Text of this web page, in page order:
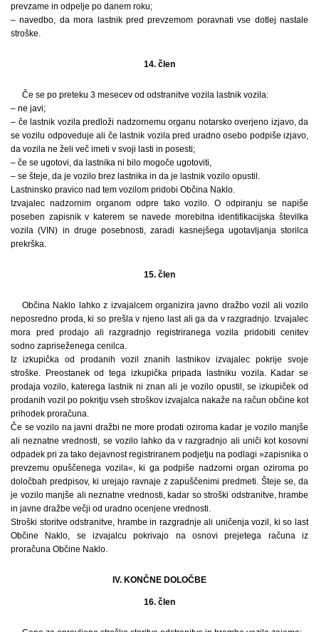
prevzame in odpelje po danem roku;
– navedbo, da mora lastnik pred prevzemom poravnati vse dotlej nastale
stroške.
14. člen
Če se po preteku 3 mesecev od odstranitve vozila lastnik vozila:
– ne javi;
– če lastnik vozila predloži nadzornemu organu notarsko overjeno izjavo, da
se vozilu odpoveduje ali če lastnik vozila pred uradno osebo podpiše izjavo,
da vozila ne želi več imeti v svoji lasti in posesti;
– če se ugotovi, da lastnika ni bilo mogoče ugotoviti,
– se šteje, da je vozilo brez lastnika in da je lastnik vozilo opustil.
Lastninsko pravico nad tem vozilom pridobi Občina Naklo.
Izvajalec nadzornim organom odpre tako vozilo. O odpiranju se napiše
poseben zapisnik v katerem se navede morebitna identifikacijska številka
vozila (VIN) in druge posebnosti, zaradi kasnejšega ugotavljanja storilca
prekrška.
15. člen
Občina Naklo lahko z izvajalcem organizira javno dražbo vozil ali vozilo
neposredno proda, ki so prešla v njeno last ali ga da v razgradnjo. Izvajalec
mora pred prodajo ali razgradnjo registriranega vozila pridobiti cenitev
sodno zapriseženega cenilca.
Iz izkupička od prodanih vozil znanih lastnikov izvajalec pokrije svoje
stroške. Preostanek od tega izkupička pripada lastniku vozila. Kadar se
prodaja vozilo, katerega lastnik ni znan ali je vozilo opustil, se izkupiček od
prodanih vozil po pokritju vseh stroškov izvajalca nakaže na račun občine kot
prihodek proračuna.
Če se vozilo na javni dražbi ne more prodati oziroma kadar je vozilo manjše
ali neznatne vrednosti, se vozilo lahko da v razgradnjo ali uniči kot kosovni
odpadek pri za tako dejavnost registriranem podjetju na podlagi »zapisnika o
prevzemu opuščenega vozila«, ki ga podpiše nadzorni organ oziroma po
določbah predpisov, ki urejajo ravnaje z zapuščenimi predmeti. Šteje se, da
je vozilo manjše ali neznatne vrednosti, kadar so stroški odstranitve, hrambe
in javne dražbe večji od uradno ocenjene vrednosti.
Stroški storitve odstranitve, hrambe in razgradnje ali uničenja vozil, ki so last
Občine Naklo, se izvajalcu pokrivajo na osnovi prejetega računa iz
proračuna Občine Naklo.
IV. KONČNE DOLOČBE
16. člen